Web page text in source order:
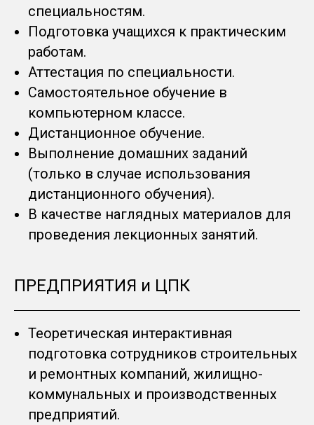
специальностям.
Подготовка учащихся к практическим
работам.
Аттестация по специальности.
Самостоятельное обучение в
компьютерном классе.
Дистанционное обучение.
Выполнение домашних заданий
(только в случае использования
дистанционного обучения).
В качестве наглядных материалов для
проведения лекционных занятий.
ПРЕДПРИЯТИЯ и ЦПК
Теоретическая интерактивная
подготовка сотрудников строительных
и ремонтных компаний, жилищно-
коммунальных и производственных
предприятий.